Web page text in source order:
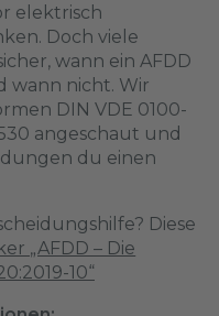
elektrisch
Doch viele
wann ein AFDD
wann nicht. Wir
DIN VDE 0100-
angeschaut und
du einen
Diese
„AFDD – Die
10“